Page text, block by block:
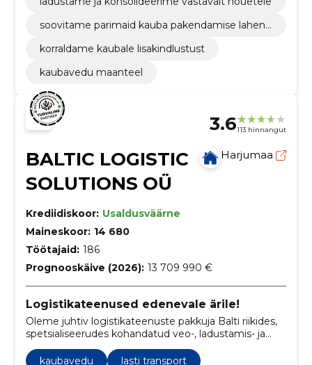
soovitame parimaid kauba pakendamise lahend
korraldame kaubale lisakindlustust
kaubavedu maanteel
3.6113 hinnangut
BALTIC LOGISTIC
SOLUTIONS OÜ
Harjumaa
Krediidiskoor: Usaldusväärne
Maineskoor: 14 680
Töötajaid: 186
Prognooskäive (2026): 13 709 990 €
Logistikateenused edenevale ärile!
Oleme juhtiv logistikateenuste pakkuja Balti riikides,
spetsialiseerudes kohandatud veo-, ladustamis- ja
märgistuslahendustele temperatuurirežiimidele ning
aktsiisikaupadele.
kaubavedu
lasti transport